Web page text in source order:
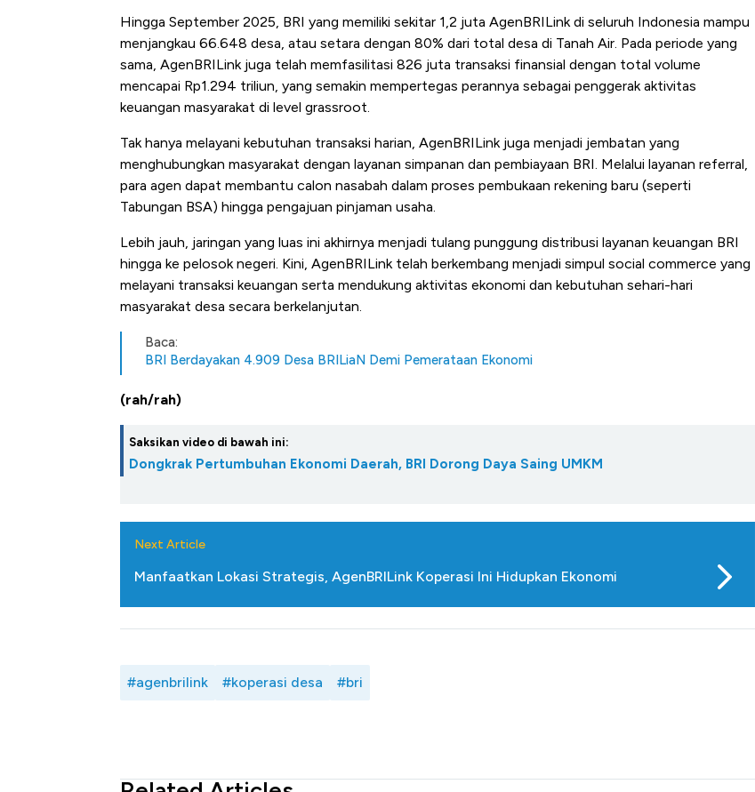
Hingga September 2025, BRI yang memiliki sekitar 1,2 juta AgenBRILink di seluruh Indonesia mampu
menjangkau 66.648 desa, atau setara dengan 80% dari total desa di Tanah Air. Pada periode yang
sama, AgenBRILink juga telah memfasilitasi 826 juta transaksi finansial dengan total volume
mencapai Rp1.294 triliun, yang semakin mempertegas perannya sebagai penggerak aktivitas
keuangan masyarakat di level grassroot.
Tak hanya melayani kebutuhan transaksi harian, AgenBRILink juga menjadi jembatan yang
menghubungkan masyarakat dengan layanan simpanan dan pembiayaan BRI. Melalui layanan referral,
para agen dapat membantu calon nasabah dalam proses pembukaan rekening baru (seperti
Tabungan BSA) hingga pengajuan pinjaman usaha.
Lebih jauh, jaringan yang luas ini akhirnya menjadi tulang punggung distribusi layanan keuangan BRI
hingga ke pelosok negeri. Kini, AgenBRILink telah berkembang menjadi simpul social commerce yang
melayani transaksi keuangan serta mendukung aktivitas ekonomi dan kebutuhan sehari-hari
masyarakat desa secara berkelanjutan.
Baca:
BRI Berdayakan 4.909 Desa BRILiaN Demi Pemerataan Ekonomi
(rah/rah)
Saksikan video di bawah ini:
Dongkrak Pertumbuhan Ekonomi Daerah, BRI Dorong Daya Saing UMKM
Next Article
Manfaatkan Lokasi Strategis, AgenBRILink Koperasi Ini Hidupkan Ekonomi
#agenbrilink #koperasi desa #bri